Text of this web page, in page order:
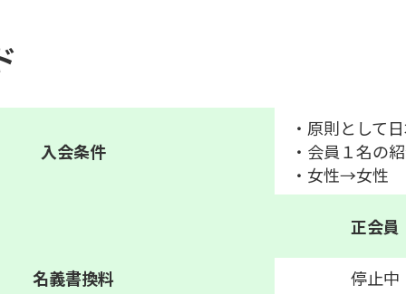
入会条件
・原則として
・会員１名の
・女性→女性
正会員
名義書換料
停止中